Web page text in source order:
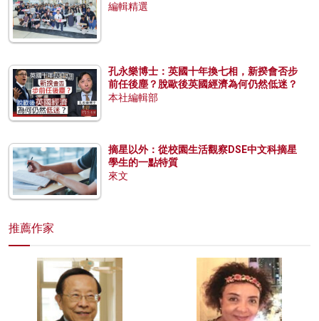
編輯精選
孔永樂博士：英國十年換七相，新揆會否步
前任後塵？脫歐後英國經濟為何仍然低迷？
本社編輯部
摘星以外：從校園生活觀察DSE中文科摘星
學生的一點特質
來文
推薦作家